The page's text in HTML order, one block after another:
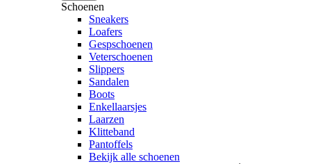
Schoenen
Sneakers
Loafers
Gespschoenen
Veterschoenen
Slippers
Sandalen
Boots
Enkellaarsjes
Laarzen
Klitteband
Pantoffels
Bekijk alle schoenen